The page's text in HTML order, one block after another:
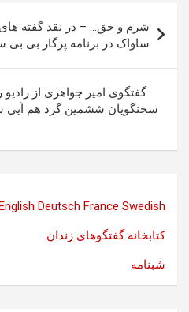
نوشته
شرم و حق… – در نقد گفته
ساواک در برنامه پرگار بی
گفتگوی امیر جواهری از رادیو
سخنگویان ششمین گرد هم آیی
Deutsch France Swedish
کتابخانه گفتگوهای زندان
شبنامه